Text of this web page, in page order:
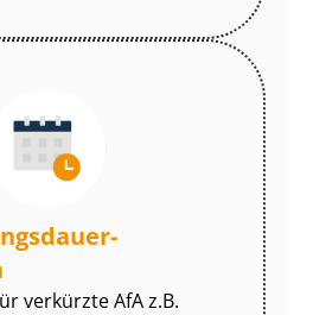
verkürzte AfA z.B.